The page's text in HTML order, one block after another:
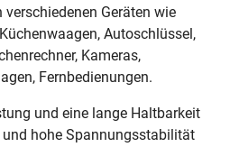
Geräten wie
Autoschlüssel,
Kameras,
Fernbedienungen.
und eine lange Haltbarkeit
hohe Spannungsstabilität